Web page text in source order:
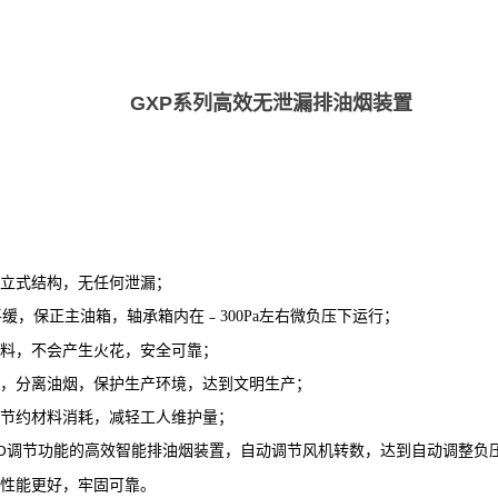
GXP系列高效无泄漏排油烟装置
式结构，无任何泄漏；
，保正主油箱，轴承箱内在 ﹣300Pa左右微负压下运行；
，不会产生火花，安全可靠 ；
分离油烟，保护生产环境，达到文明生产；
约材料消耗，减轻工人维护量；
调节功能的高效智能排油烟装置 ， 自动调节风机转数，达到自动调整负
能更好，牢固可靠。